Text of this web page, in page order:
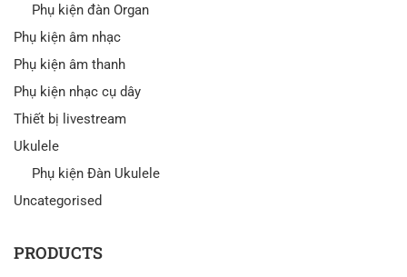
Phụ kiện đàn Organ
Phụ kiện âm nhạc
Phụ kiện âm thanh
Phụ kiện nhạc cụ dây
Thiết bị livestream
Ukulele
Phụ kiện Đàn Ukulele
Uncategorised
PRODUCTS